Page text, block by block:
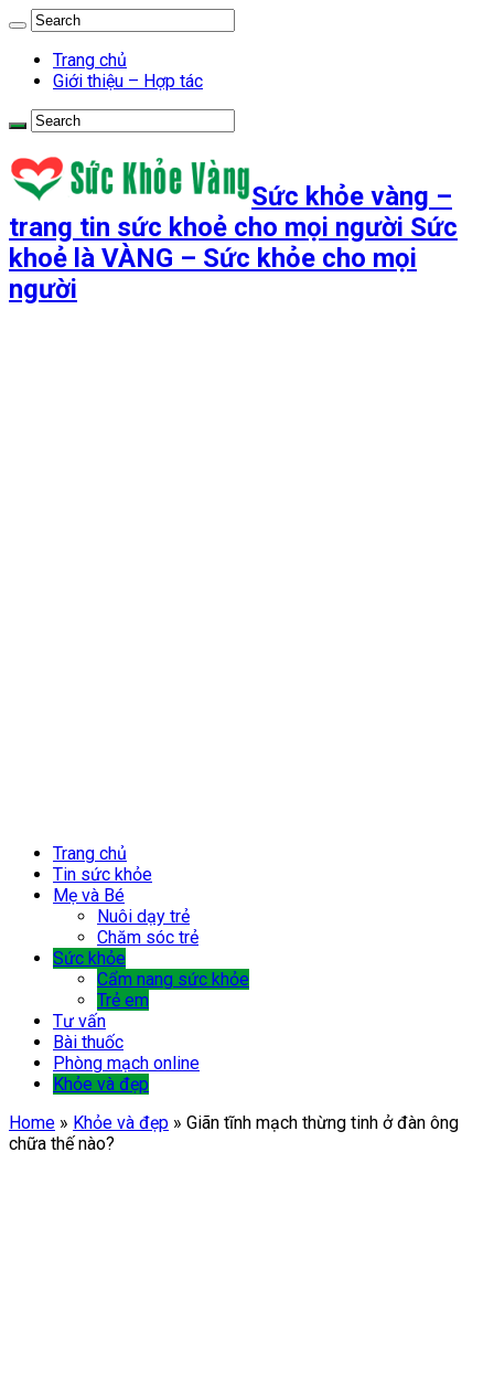
Trang chủ
Giới thiệu – Hợp tác
Sức khỏe vàng –
trang tin sức khoẻ cho mọi người Sức
khoẻ là VÀNG – Sức khỏe cho mọi
người
Trang chủ
Tin sức khỏe
Mẹ và Bé
Nuôi dạy trẻ
Chăm sóc trẻ
Sức khỏe
Cẩm nang sức khỏe
Trẻ em
Tư vấn
Bài thuốc
Phòng mạch online
Khỏe và đẹp
Home » Khỏe và đẹp » Giãn tĩnh mạch thừng tinh ở đàn ông
chữa thế nào?